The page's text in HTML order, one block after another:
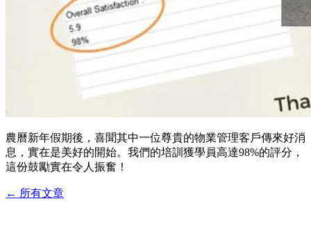
農曆新年假期後，喜聞其中一位尊貴的物業管理客戶傳來好消
息，實在是美好的開始。我們的培訓獲學員高達98%的評分，
這份鼓勵實在令人振奮！
← 所有文章